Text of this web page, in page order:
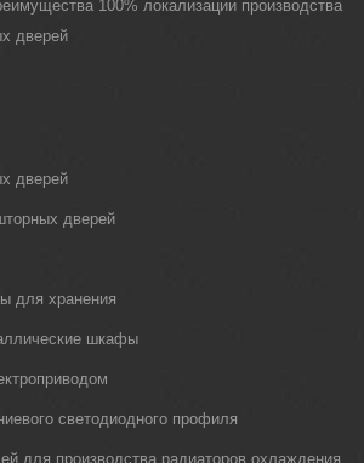
100% локализации производства
дверей
дверей
дверей
для хранения
шкафы
светодиодного профиля
для производства радиаторов охлаждения